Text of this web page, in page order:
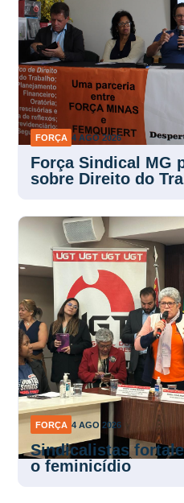
FORÇA 4 AGO 2026
Força Sindical MG
sobre Direito do
FORÇA 4 AGO 2026
Sindicalistas
o feminicídio